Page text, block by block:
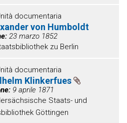
documentaria
von Humboldt
23 marzo 1852
zu Berlin
documentaria
Klinkerfues
9 aprile 1871
Staats- und
Göttingen